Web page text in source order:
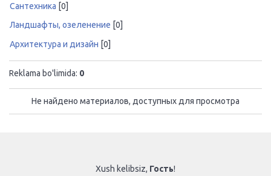
Сантехника [0]
Ландшафты, озеленение [0]
Архитектура и дизайн [0]
Reklama bo'limida: 0
Не найдено материалов, доступных для просмотра
Xush kelibsiz, Гость!